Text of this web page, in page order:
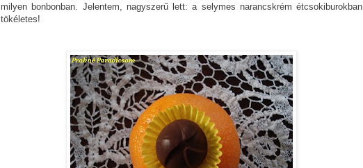
milyen bonbonban. Jelentem, nagyszerű lett: a selymes narancskrém étcsokiburokban
tökéletes!